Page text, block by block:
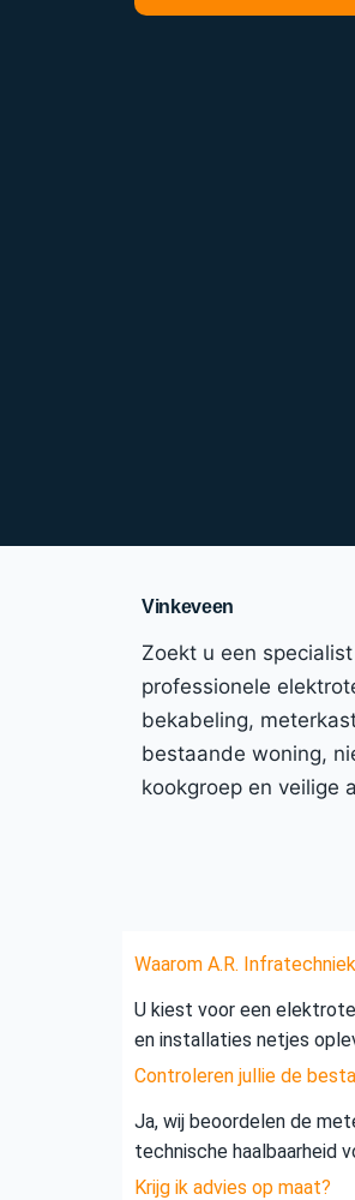
Vinkeveen
Zoekt u een
professionele
bekabeling,
bestaande woning,
kookgroep en veilige
Waarom A.R.
U kiest voor een
en installaties netjes
Controleren jullie de
Ja, wij beoordelen de
technische haalbaarheid
Krijg ik advies op maat?